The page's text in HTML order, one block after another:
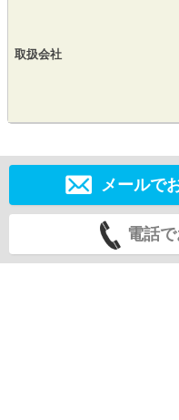
取扱会社
メールで
電話